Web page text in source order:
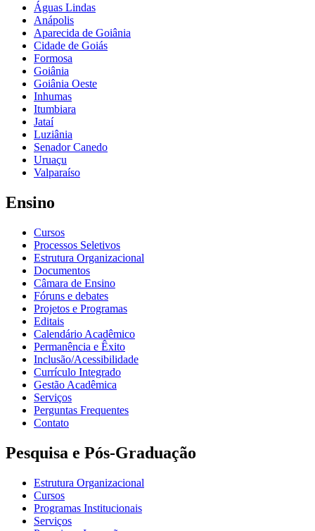
Águas Lindas
Anápolis
Aparecida de Goiânia
Cidade de Goiás
Formosa
Goiânia
Goiânia Oeste
Inhumas
Itumbiara
Jataí
Luziânia
Senador Canedo
Uruaçu
Valparaíso
Ensino
Cursos
Processos Seletivos
Estrutura Organizacional
Documentos
Câmara de Ensino
Fóruns e debates
Projetos e Programas
Editais
Calendário Acadêmico
Permanência e Êxito
Inclusão/Acessibilidade
Currículo Integrado
Gestão Acadêmica
Serviços
Perguntas Frequentes
Contato
Pesquisa e Pós-Graduação
Estrutura Organizacional
Cursos
Programas Institucionais
Serviços